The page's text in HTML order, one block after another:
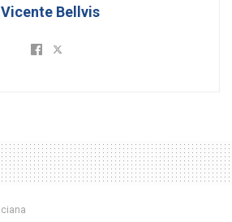
Vicente Bellvis